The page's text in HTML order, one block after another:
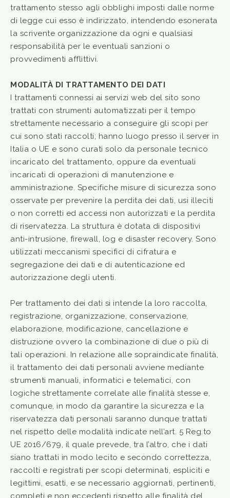
trattamento stesso agli obblighi imposti dalle norme
di legge cui esso è indirizzato, intendendo esonerata
la scrivente organizzazione da ogni e qualsiasi
responsabilità per le eventuali sanzioni o
provvedimenti afflittivi.
MODALITÀ DI TRATTAMENTO DEI DATI
I trattamenti connessi ai servizi web del sito sono
trattati con strumenti automatizzati per il tempo
strettamente necessario a conseguire gli scopi per
cui sono stati raccolti; hanno luogo presso il server in
Italia o UE e sono curati solo da personale tecnico
incaricato del trattamento, oppure da eventuali
incaricati di operazioni di manutenzione e
amministrazione. Specifiche misure di sicurezza sono
osservate per prevenire la perdita dei dati, usi illeciti
o non corretti ed accessi non autorizzati e la perdita
di riservatezza. La struttura è dotata di dispositivi
anti-intrusione, firewall, log e disaster recovery. Sono
utilizzati meccanismi specifici di cifratura e
segregazione dei dati e di autenticazione ed
autorizzazione degli utenti.
Per trattamento dei dati si intende la loro raccolta,
registrazione, organizzazione, conservazione,
elaborazione, modificazione, cancellazione e
distruzione ovvero la combinazione di due o più di
tali operazioni. In relazione alle sopraindicate finalità,
il trattamento dei dati personali avviene mediante
strumenti manuali, informatici e telematici, con
logiche strettamente correlate alle finalità stesse e,
comunque, in modo da garantire la sicurezza e la
riservatezza dati personali saranno dunque trattati
nel rispetto delle modalità indicate nell’art. 5 Reg.to
UE 2016/679, il quale prevede, tra l’altro, che i dati
siano trattati in modo lecito e secondo correttezza,
raccolti e registrati per scopi determinati, espliciti e
legittimi, esatti, e se necessario aggiornati, pertinenti,
completi e non eccedenti rispetto alle finalità del